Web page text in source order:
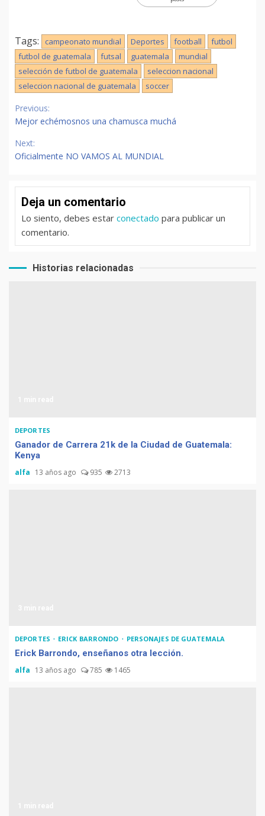
Tags: campeonato mundial Deportes football
futbol
futbol de guatemala
futsal guatemala
mundial
selección de futbol de guatemala
seleccion nacional
seleccion nacional de guatemala
soccer
Continue
Reading
Previous:
Mejor echémosnos una chamusca muchá
Next:
Oficialmente NO VAMOS AL MUNDIAL
Deja un comentario
Lo siento, debes estar conectado para publicar un
comentario.
Historias relacionadas
DEPORTES
Ganador de Carrera 21k de la Ciudad de Guatemala:
Kenya
alfa 13 años ago 935 2713
DEPORTES ERICK BARRONDO PERSONAJES DE GUATEMALA
Erick Barrondo, enseñanos otra lección.
alfa 13 años ago 785 1465